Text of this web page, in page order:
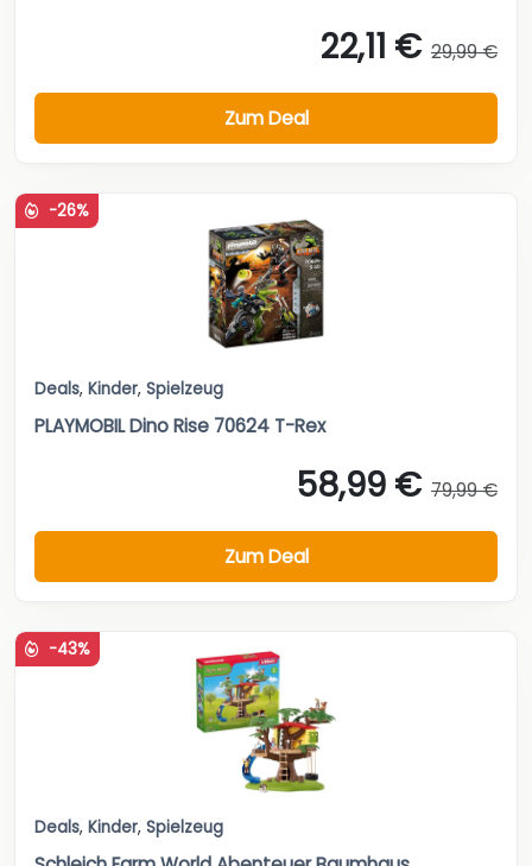
22,11 € 29,99 €
Zum Deal
-26%
Deals, Kinder, Spielzeug
PLAYMOBIL Dino Rise 70624 T-Rex
58,99 € 79,99 €
Zum Deal
-43%
Deals, Kinder, Spielzeug